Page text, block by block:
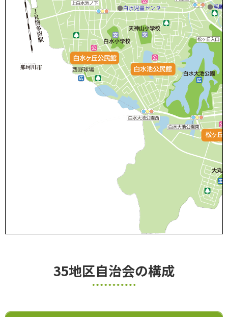
35地区自治会の構成